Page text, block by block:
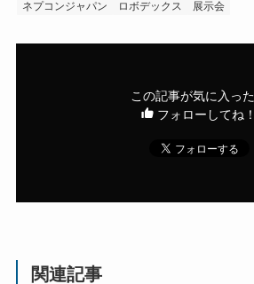
ネプコンジャパン ロボデックス 展示会
この記事が気に入っ
フォローしてね！
関連記事